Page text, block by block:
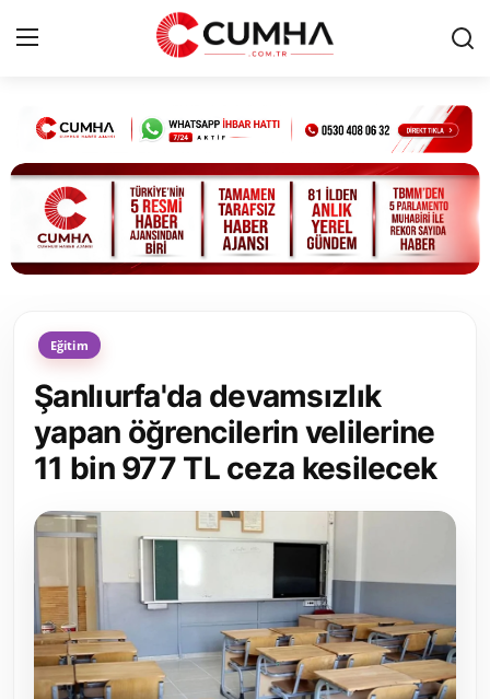
Kurumsal
Cumhurbaşkanlığı
Bakanlıklar
Siyasi Partiler
Yerel Yönetimler
Mülki İdare
Toplum ve Yaşam
Sivil Toplum Kuruluşları
Kamu Kurumları ve Üst Kurullar
Resmi Reklamlar
Eğitim
Şanlıurfa'da devamsızlık
yapan öğrencilerin velilerine
11 bin 977 TL ceza kesilecek